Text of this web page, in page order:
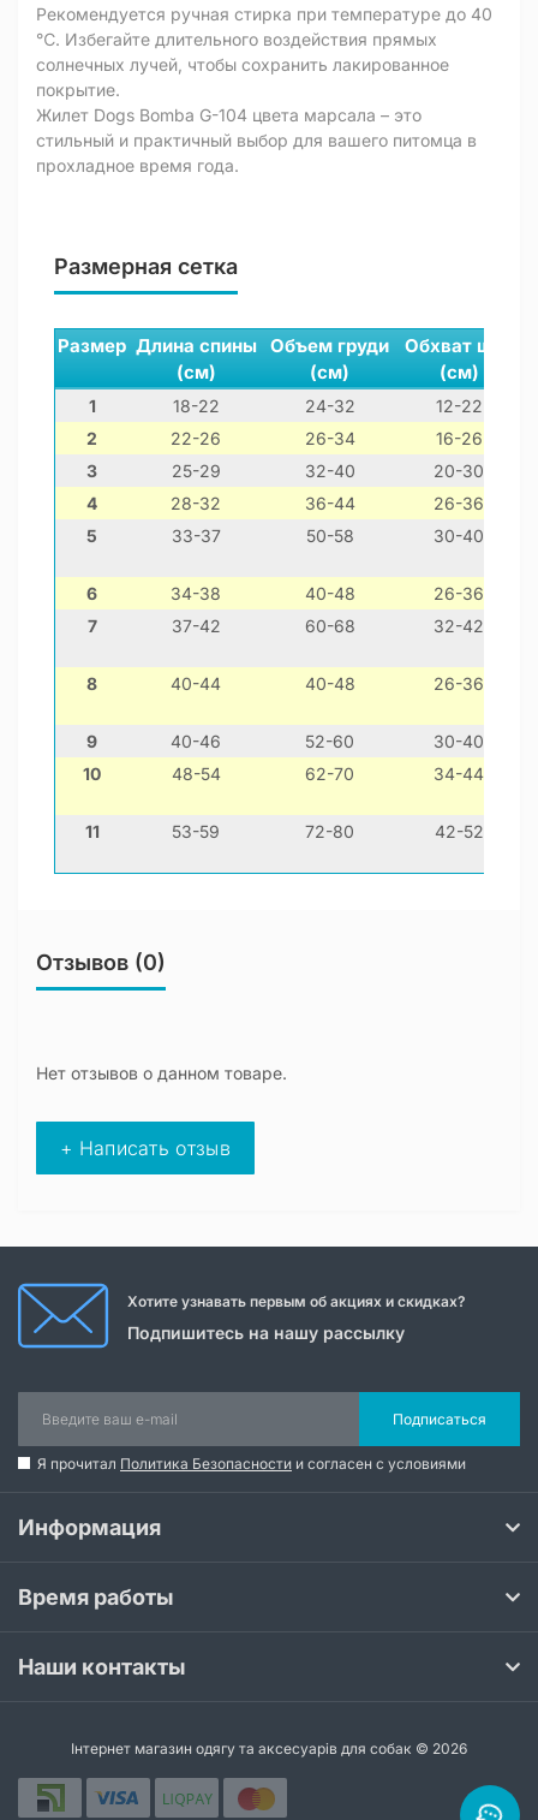
Рекомендуется ручная стирка при температуре до 40
℃. Избегайте длительного воздействия прямых
солнечных лучей, чтобы сохранить лакированное
покрытие.
Жилет Dogs Bomba G-104 цвета марсала – это
стильный и практичный выбор для вашего питомца в
прохладное время года.
Размерная сетка
Размер Длина спины
(см)
Объем груди
(см)
Обхват шеи
(см)
1 18-22 24-32
12-22
2
22-26 26-34
16-26
3
25-29 32-40
20-30
4
28-32 36-44
26-36
5
33-37 50-58 30-40
6 34-38 40-48
26-36
7
37-42 60-68 32-42
8 40-44 40-48 26-36
9 40-46 52-60
30-40
10
48-54 62-70 34-44
11 53-59 72-80 42-52
Отзывов (0)
Нет отзывов о данном товаре.
+ Написать отзыв
Хотите узнавать первым об акциях и скидках?
Подпишитесь на нашу рассылку
Подписаться
Я прочитал Политика Безопасности и согласен с условиями
Информация
Время работы
Наши контакты
Інтернет магазин одягу та аксесуарів для собак © 2026